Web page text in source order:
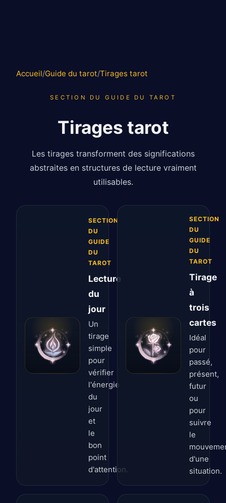
Accueil/Guide du tarot/Tirages tarot
SECTION DU GUIDE DU TAROT
Tirages tarot
Les tirages transforment des significations
abstraites en structures de lecture vraiment
utilisables.
SECTION
DU
GUIDE
DU
TAROT
Lecture
du
jour
Un
tirage
simple
pour
vérifier
l'énergie
du
jour
et
le
bon
point
d'attention.
SECTION
DU
GUIDE
DU
TAROT
Tirage
à
trois
cartes
Idéal
pour
passé,
présent,
futur
ou
pour
suivre
le
d'une
situation.